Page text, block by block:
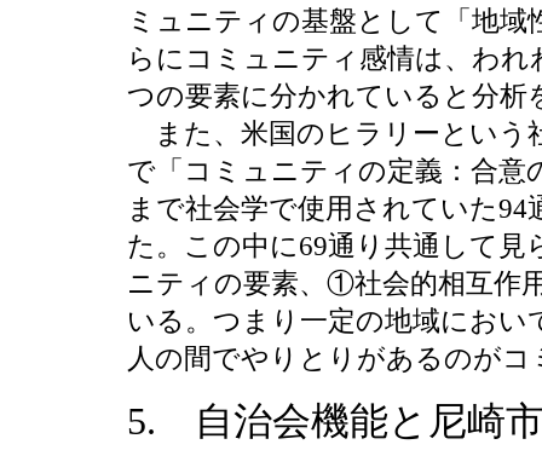
ミュニティの基盤として「地
らにコミュニティ感情は、わ
つの要素に分かれていると分析
また、米国のヒラリーという
で「コミュニティの定義：合意
まで社会学で使用されていた
た。この中に69通り共通して
ニティの要素、①社会的相互作
いる。つまり一定の地域におい
人の間でやりとりがあるのが
5. 自治会機能と尼崎